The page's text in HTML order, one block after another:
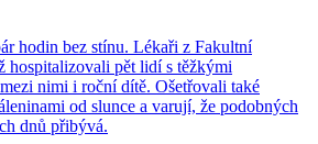
hodin bez stínu. Lékaři z Fakultní
hospitalizovali pět lidí s těžkými
nimi i roční dítě. Ošetřovali také
od slunce a varují, že podobných
dnů přibývá.